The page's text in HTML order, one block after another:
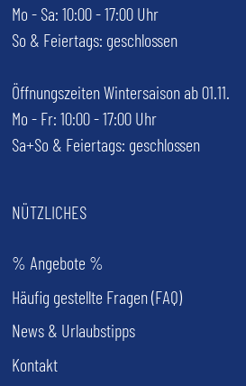
Mo - Sa: 10:00 - 17:00 Uhr
So & Feiertags: geschlossen
Öffnungszeiten Wintersaison ab 01.11.
Mo - Fr: 10:00 - 17:00 Uhr
Sa+So & Feiertags: geschlossen
NÜTZLICHES
% Angebote %
Häufig gestellte Fragen (FAQ)
News & Urlaubstipps
Kontakt